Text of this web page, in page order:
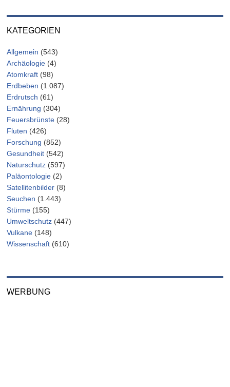
KATEGORIEN
Allgemein (543)
Archäologie (4)
Atomkraft (98)
Erdbeben (1.087)
Erdrutsch (61)
Ernährung (304)
Feuersbrünste (28)
Fluten (426)
Forschung (852)
Gesundheit (542)
Naturschutz (597)
Paläontologie (2)
Satellitenbilder (8)
Seuchen (1.443)
Stürme (155)
Umweltschutz (447)
Vulkane (148)
Wissenschaft (610)
WERBUNG